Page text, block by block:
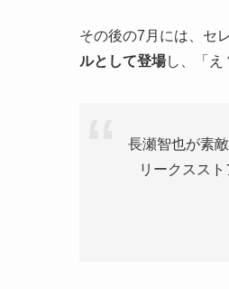
その後の7月には、セ
ルとして登場し、「え
長瀬智也が素
リークスス